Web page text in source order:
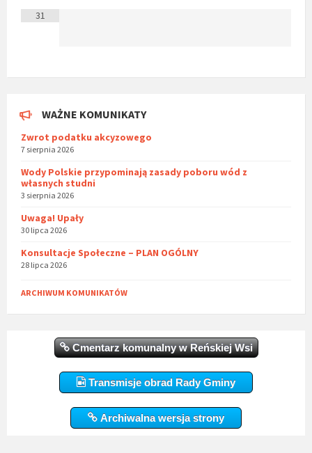
31
WAŻNE KOMUNIKATY
Zwrot podatku akcyzowego
7 sierpnia 2026
Wody Polskie przypominają zasady poboru wód z
własnych studni
3 sierpnia 2026
Uwaga! Upały
30 lipca 2026
Konsultacje Społeczne – PLAN OGÓLNY
28 lipca 2026
ARCHIWUM KOMUNIKATÓW
Cmentarz komunalny w Reńskiej Wsi
Transmisje obrad Rady Gminy
Archiwalna wersja strony